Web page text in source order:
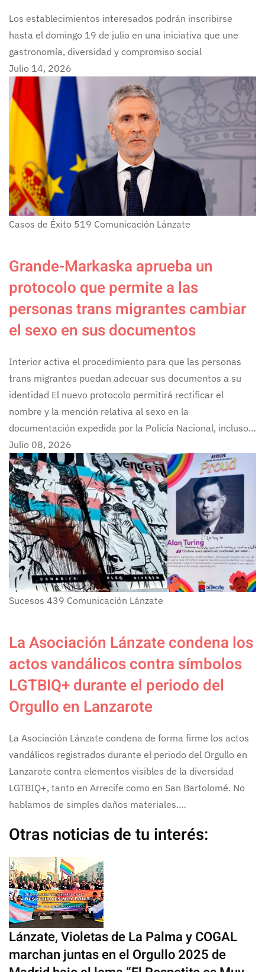
Los establecimientos interesados podrán inscribirse
hasta el domingo 19 de julio en una iniciativa que une
gastronomía, diversidad y compromiso social
Julio 14, 2026
Casos de Éxito 519 Comunicación Lánzate
Grande-Markaska aprueba un
protocolo que permite a las
personas trans migrantes cambiar
el sexo en sus documentos
Interior activa el procedimiento para que las personas
trans migrantes puedan adecuar sus documentos a su
identidad El nuevo protocolo permitirá rectificar el
nombre y la mención relativa al sexo en la
documentación expedida por la Policía Nacional, incluso…
Julio 08, 2026
Sucesos 439 Comunicación Lánzate
La Asociación Lánzate condena los
actos vandálicos contra símbolos
LGTBIQ+ durante el periodo del
Orgullo en Lanzarote
La Asociación Lánzate condena de forma firme los actos
vandálicos registrados durante el periodo del Orgullo en
Lanzarote contra elementos visibles de la diversidad
LGTBIQ+, tanto en Arrecife como en San Bartolomé. No
hablamos de simples daños materiales.…
Otras noticias de tu interés:
Lánzate, Violetas de La Palma y COGAL
marchan juntas en el Orgullo 2025 de